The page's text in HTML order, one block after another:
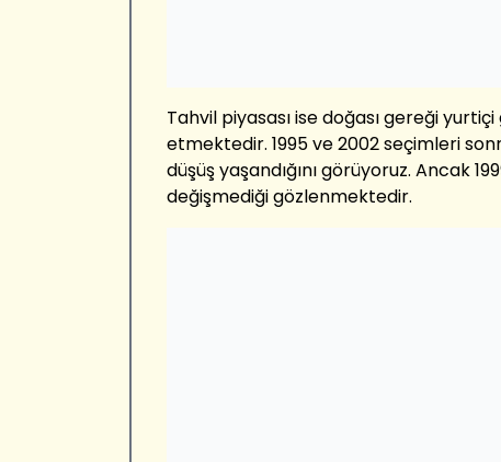
Tahvil piyasası ise doğası gereği
etmektedir. 1995 ve 2002 seçimleri
düşüş yaşandığını görüyoruz. Ancak
değişmediği gözlenmektedir.